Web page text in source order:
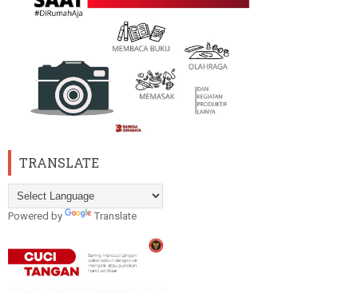
TRANSLATE
Powered by Translate